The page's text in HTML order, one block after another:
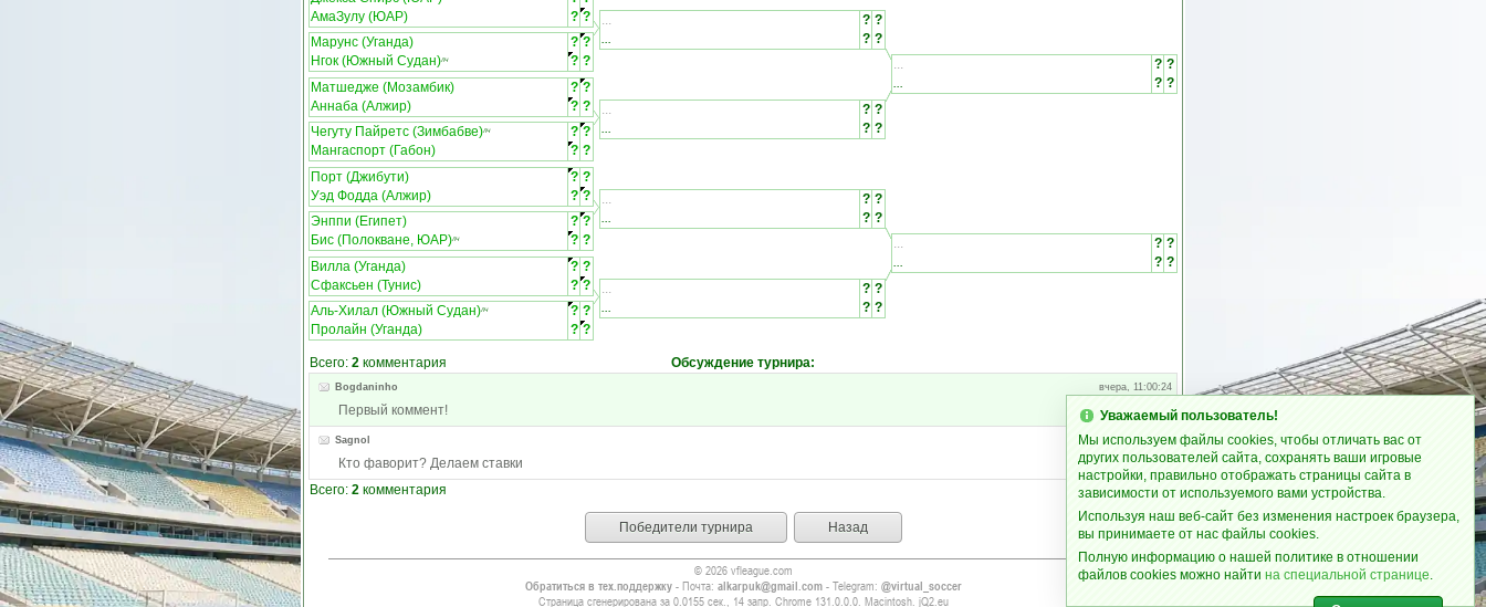
АмаЗулу (ЮАР)
? ?
Марунс (Уганда)
? ?
Нгок (Южный Судан)ЛЧ ? ?
... ? ?
...
? ?
...
? ?
...
? ?
Матшедже (Мозамбик) ? ?
Аннаба (Алжир)
? ?
Чегуту Пайретс (Зимбабве)ЛЧ ? ?
Мангаспорт (Габон)
? ?
... ? ?
...
? ?
Порт (Джибути) ? ?
Уэд Фодда (Алжир)
? ?
Энппи (Египет)
? ?
Бис (Полокване, ЮАР)ЛЧ ? ?
... ? ?
...
? ?
...
? ?
...
? ?
Вилла (Уганда) ? ?
Сфаксьен (Тунис)
? ?
Аль-Хилал (Южный Судан)ЛЧ ? ?
Пролайн (Уганда)
? ?
... ? ?
...
? ?
Всего: 2 комментария Обсуждение турнира:
Bogdaninho вчера, 11:00:24
Первый коммент!
Sagnol вчера, 12:06:39
Кто фаворит? Делаем ставки
Всего: 2 комментария
Победители турнира Назад
© 2026 vfleague.com
Обратиться в тех.поддержку- Почта: alkarpuk@gmail.com- Telegram: @virtual_soccer
Страница сгенерирована за 0.0155 сек., 14 запр. Chrome 131.0.0.0. Macintosh. jQ2.eu
Уважаемый пользователь!
Мы используем файлы cookies, чтобы отличать вас от
других пользователей сайта, сохранять ваши игровые
настройки, правильно отображать страницы сайта в
зависимости от используемого вами устройства.
Используя наш веб-сайт без изменения настроек браузера,
вы принимаете от нас файлы cookies.
Полную информацию о нашей политике в отношении
файлов cookies можно найти на специальной странице.